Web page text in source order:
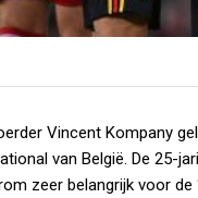
Vincent Kompany
van België. De 25-
zeer belangrijk voor de